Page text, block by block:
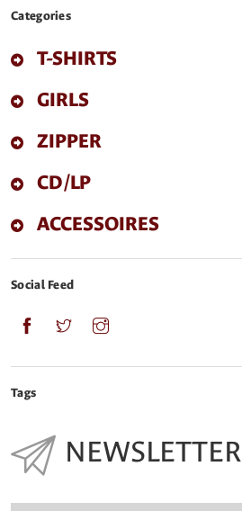
Categories
T-SHIRTS
GIRLS
ZIPPER
CD/LP
ACCESSOIRES
Social Feed
Tags
NEWSLETTER